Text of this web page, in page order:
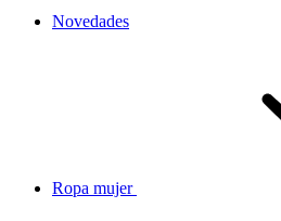
Novedades
Ropa mujer